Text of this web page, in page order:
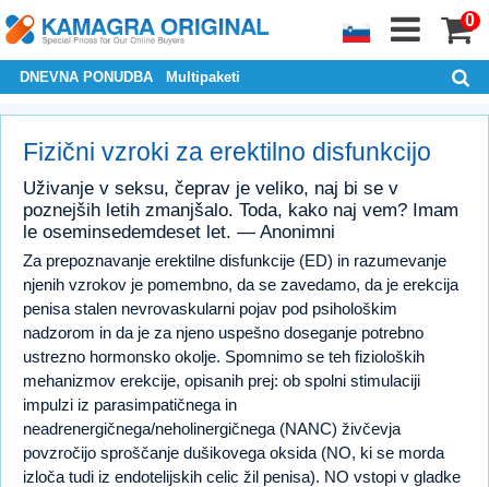
0
DNEVNA PONUDBA Multipaketi
Fizični vzroki za erektilno disfunkcijo
Uživanje v seksu, čeprav je veliko, naj bi se v
poznejših letih zmanjšalo. Toda, kako naj vem? Imam
le oseminsedemdeset let. — Anonimni
Za prepoznavanje erektilne disfunkcije (ED) in razumevanje
njenih vzrokov je pomembno, da se zavedamo, da je erekcija
penisa stalen nevrovaskularni pojav pod psihološkim
nadzorom in da je za njeno uspešno doseganje potrebno
ustrezno hormonsko okolje. Spomnimo se teh fizioloških
mehanizmov erekcije, opisanih prej: ob spolni stimulaciji
impulzi iz parasimpatičnega in
neadrenergičnega/neholinergičnega (NANC) živčevja
povzročijo sproščanje dušikovega oksida (NO, ki se morda
izloča tudi iz endotelijskih celic žil penisa). NO vstopi v gladke